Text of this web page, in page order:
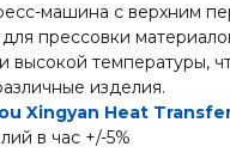
машина с верхним
прессовки
высокой температуры,
изделия.
Xingyan Heat
в час +/-5%